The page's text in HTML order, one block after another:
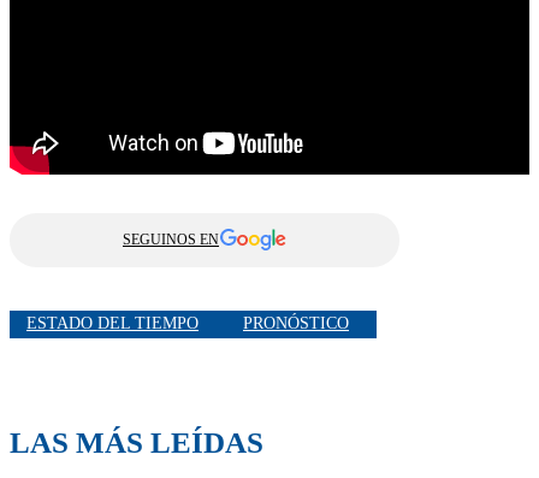
SEGUINOS EN
ESTADO DEL TIEMPO PRONÓSTICO
LAS MÁS LEÍDAS